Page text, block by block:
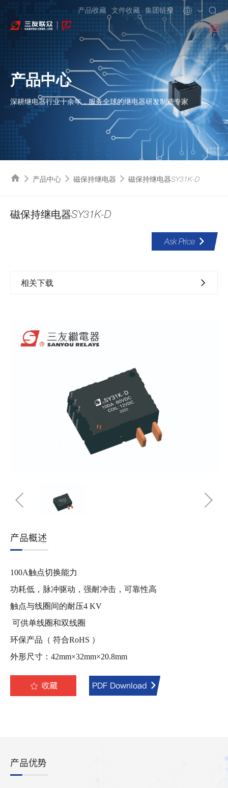
产品收藏 文件收藏 集团链接
产品中心
深耕继电器行业十余年，服务全球的继电器研发制造专家
产品中心 磁保持继电器 磁保持继电器SY31K-D
磁保持继电器SY31K-D
Ask Price
相关下载
产品概述
100A触点切换能力
功耗低，脉冲驱动，强耐冲击，可靠性高
触点与线圈间的耐压4 KV
可供单线圈和双线圈
环保产品（ 符合RoHS ）
外形尺寸 ： 42mm×32mm×20.8mm
收藏 PDF Download
产品优势